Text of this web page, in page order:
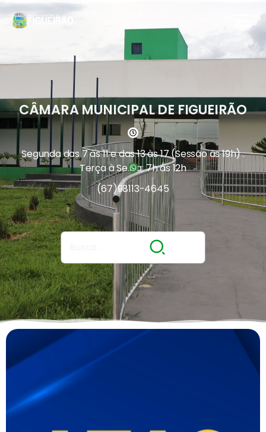
CÂMARA MUNICIPAL DE FIGUEIRÃO
Segunda das 7 às 11 e das 13 às 17 (Sessão às 19h) .
Terça à Sexta: 7h às 12h
(67)98113-4645